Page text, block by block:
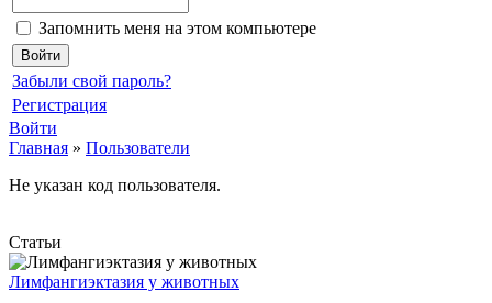
Запомнить меня на этом компьютере
Забыли свой пароль?
Регистрация
Войти
Главная » Пользователи
Не указан код пользователя.
Статьи
Лимфангиэктазия у животных